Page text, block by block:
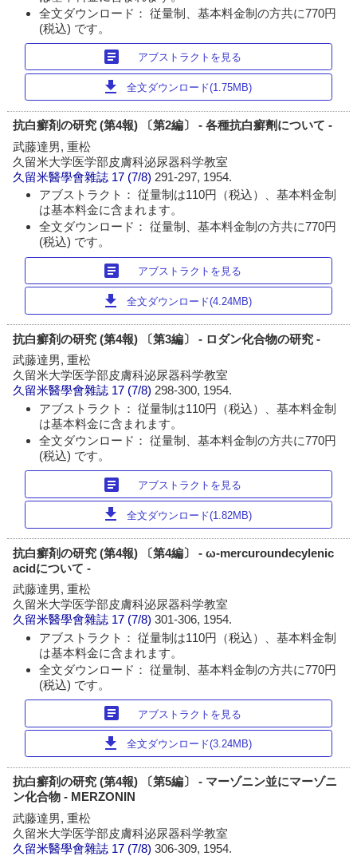
全文ダウンロード： 従量制、基本料金制の方共に770円
(税込) です。
article アブストラクトを見る
download 全文ダウンロード(1.75MB)
抗白癬剤の研究 (第4報) 〔第2編〕 - 各種抗白癬劑について -
武藤達男, 重松
久留米大学医学部皮膚科泌尿器科学教室
久留米醫學會雜誌 17 (7/8) 291-297, 1954.
アブストラクト： 従量制は110円（税込）、基本料金制
は基本料金に含まれます。
全文ダウンロード： 従量制、基本料金制の方共に770円
(税込) です。
article アブストラクトを見る
download 全文ダウンロード(4.24MB)
抗白癬剤の研究 (第4報) 〔第3編〕 - ロダン化合物の研究 -
武藤達男, 重松
久留米大学医学部皮膚科泌尿器科学教室
久留米醫學會雜誌 17 (7/8)298-300, 1954.
アブストラクト： 従量制は110円（税込）、基本料金制
は基本料金に含まれます。
全文ダウンロード： 従量制、基本料金制の方共に770円
(税込) です。
article アブストラクトを見る
download 全文ダウンロード(1.82MB)
抗白癬剤の研究 (第4報) 〔第4編〕 - ω-mercuroundecylenic
acidについて -
武藤達男, 重松
久留米大学医学部皮膚科泌尿器科学教室
久留米醫學會雜誌 17 (7/8)301-306, 1954.
アブストラクト： 従量制は110円（税込）、基本料金制
は基本料金に含まれます。
全文ダウンロード： 従量制、基本料金制の方共に770円
(税込) です。
article アブストラクトを見る
download 全文ダウンロード(3.24MB)
抗白癬剤の研究 (第4報) 〔第5編〕 - マーゾニン並にマーゾニ
ン化合物 - MERZONIN
武藤達男, 重松
久留米大学医学部皮膚科泌尿器科学教室
久留米醫學會雜誌 17 (7/8)306-309, 1954.